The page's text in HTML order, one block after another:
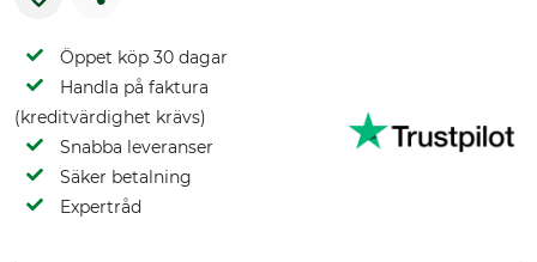
Öppet köp 30 dagar
Handla på faktura
(kreditvärdighet krävs)
Snabba leveranser
Säker betalning
Expertråd